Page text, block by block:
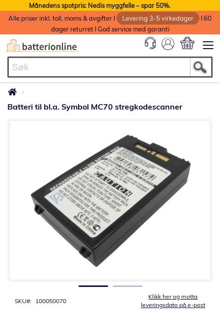
Månedens spotpris: Nedis myggfelle – spar 50%.
Alle priser inkl. toll, moms & avgifter I
Levering 3-5 virkedager
I 60
dager returret I God service med garanti
Batteri til bl.a. Symbol MC70 stregkodescanner
Klikk her og motta
leveringsdato på e-post
SKU 100050070